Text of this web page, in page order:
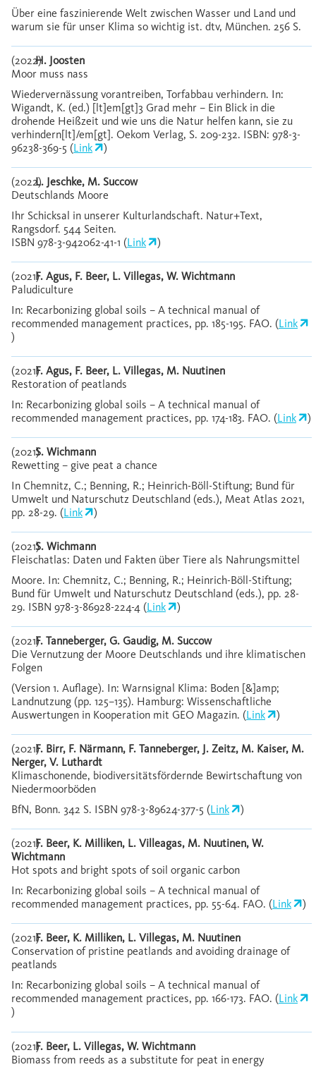
Über eine faszinierende Welt zwischen Wasser und Land und
warum sie für unser Klima so wichtig ist. dtv, München. 256 S.
(2022)H. Joosten
Moor muss nass
Wiedervernässung vorantreiben, Torfabbau verhindern. In:
Wigandt, K. (ed.) [lt]em[gt]3 Grad mehr – Ein Blick in die
drohende Heißzeit und wie uns die Natur helfen kann, sie zu
verhindern[lt]/em[gt]. Oekom Verlag, S. 209-232. ISBN: 978-3-
96238-369-5 (Link )
(2022)L. Jeschke, M. Succow
Deutschlands Moore
Ihr Schicksal in unserer Kulturlandschaft. Natur+Text,
Rangsdorf. 544 Seiten.
ISBN 978-3-942062-41-1 (Link )
(2021)F. Agus, F. Beer, L. Villegas, W. Wichtmann
Paludiculture
In: Recarbonizing global soils – A technical manual of
recommended management practices, pp. 185-195. FAO. (Link
)
(2021)F. Agus, F. Beer, L. Villegas, M. Nuutinen
Restoration of peatlands
In: Recarbonizing global soils – A technical manual of
recommended management practices, pp. 174-183. FAO. (Link )
(2021)S. Wichmann
Rewetting – give peat a chance
In Chemnitz, C.; Benning, R.; Heinrich-Böll-Stiftung; Bund für
Umwelt und Naturschutz Deutschland (eds.), Meat Atlas 2021,
pp. 28-29. (Link )
(2021)S. Wichmann
Fleischatlas: Daten und Fakten über Tiere als Nahrungsmittel
Moore. In: Chemnitz, C.; Benning, R.; Heinrich-Böll-Stiftung;
Bund für Umwelt und Naturschutz Deutschland (eds.), pp. 28-
29. ISBN 978-3-86928-224-4 (Link )
(2021)F. Tanneberger, G. Gaudig, M. Succow
Die Vernutzung der Moore Deutschlands und ihre klimatischen
Folgen
(Version 1. Auflage). In: Warnsignal Klima: Boden [&]amp;
Landnutzung (pp. 125–135). Hamburg: Wissenschaftliche
Auswertungen in Kooperation mit GEO Magazin. (Link )
(2021)F. Birr, F. Närmann, F. Tanneberger, J. Zeitz, M. Kaiser, M.
Nerger, V. Luthardt
Klimaschonende, biodiversitätsfördernde Bewirtschaftung von
Niedermoorböden
BfN, Bonn. 342 S. ISBN 978-3-89624-377-5 (Link )
(2021)F. Beer, K. Milliken, L. Villeagas, M. Nuutinen, W.
Wichtmann
Hot spots and bright spots of soil organic carbon
In: Recarbonizing global soils – A technical manual of
recommended management practices, pp. 55-64. FAO. (Link )
(2021)F. Beer, K. Milliken, L. Villegas, M. Nuutinen
Conservation of pristine peatlands and avoiding drainage of
peatlands
In: Recarbonizing global soils – A technical manual of
recommended management practices, pp. 166-173. FAO. (Link
)
(2021)F. Beer, L. Villegas, W. Wichtmann
Biomass from reeds as a substitute for peat in energy